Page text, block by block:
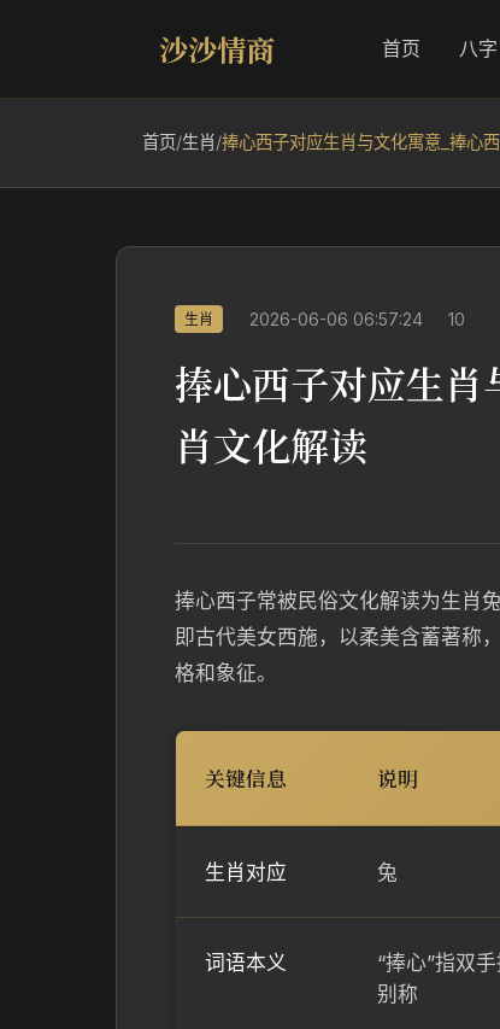
沙沙情商 首页 八字
首页/生肖/捧心西子对应生肖与文化寓意_捧心
生肖 2026-06-06 06:57:24 10
捧心西子对应生
肖文化解读
捧心西子常被民俗文化解读为生肖
即古代美女西施，以柔美含蓄著称
格和象征。
关键信息 说明
生肖对应 兔
词语本义
“捧心”指双
别称